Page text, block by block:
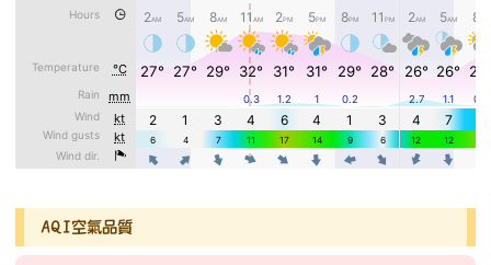
AQI空氣品質